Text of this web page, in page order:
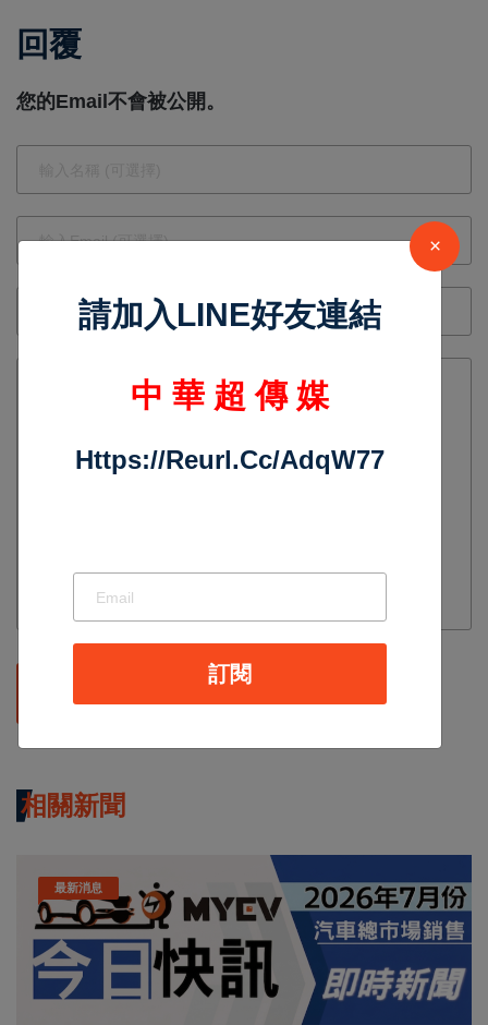
形 承諾提
供農民最大
資助 協助
地方經濟重
振
農業綠色美
學
回覆
您的Email不會被公開。
相關新聞
最新消息
×
請加入LINE好友連結
中 華 超 傳 媒
Https://reurl.cc/adqW77
訂閱